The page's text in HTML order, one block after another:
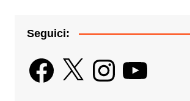
Seguici:
Facebook
X InstagramYouTube